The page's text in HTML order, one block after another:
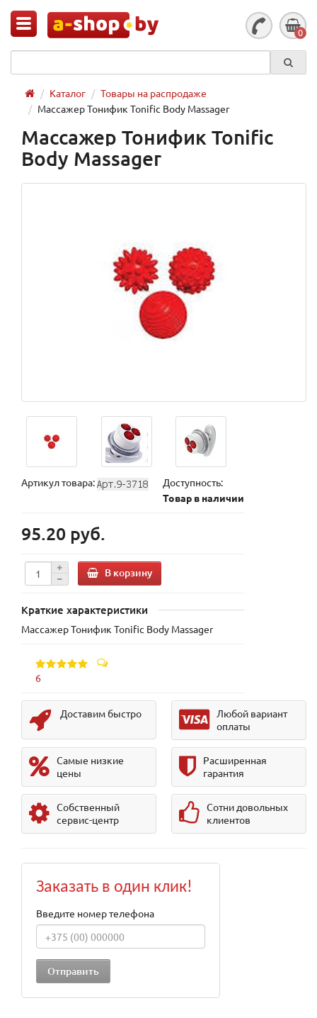
0
Каталог
Товары на распродаже
Массажер Тонифик Tonific Body Massager
Массажер Тонифик Tonific
Body Massager
Артикул товара:
Доступность:
Товар в наличии
95.20 руб.
В корзину
Краткие характеристики
Массажер Тонифик Tonific Body Massager
6
Доставим быстро
Любой вариант
оплаты
Самые низкие
цены
Расширенная
гарантия
Собственный
сервис-центр
Сотни довольных
клиентов
Заказать в один клик!
Введите номер телефона